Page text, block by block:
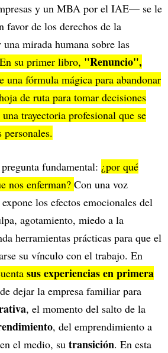
y un MBA por el IAE— se le
favor de los derechos de la
mirada humana sobre las
En su primer libro, "Renuncio",
una fórmula mágica para abandonar
de ruta para tomar decisiones
trayectoria profesional que se
fundamental: ¿por qué
nos enferman? Con una voz
los efectos emocionales del
agotamiento, miedo a la
herramientas prácticas para que el
su vínculo con el trabajo. En
sus experiencias en primera
dejar la empresa familiar para
, el momento del salto de la
, del emprendimiento a
el medio, su transición. En esta